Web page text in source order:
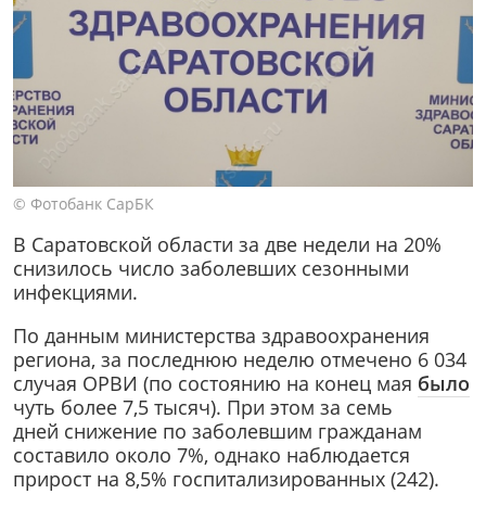
© Фотобанк СарБК
В Саратовской области за две недели на 20%
снизилось число заболевших сезонными
инфекциями.
По данным министерства здравоохранения
региона, за последнюю неделю отмечено 6 034
случая ОРВИ (по состоянию на конец мая было
чуть более 7,5 тысяч). При этом за семь
дней снижение по заболевшим гражданам
составило около 7%, однако наблюдается
прирост на 8,5% госпитализированных (242).